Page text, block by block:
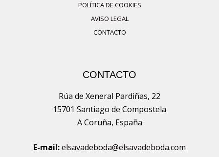
POLÍTICA DE COOKIES
AVISO LEGAL
CONTACTO
CONTACTO
Rúa de Xeneral Pardiñas, 22
15701 Santiago de Compostela
A Coruña, España
E-mail:elsavadeboda@elsavadeboda.com